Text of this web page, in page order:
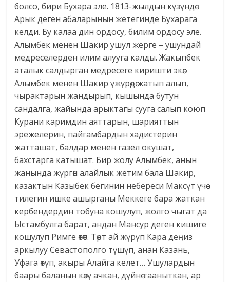
болсо, бири Бухара эле. 1813-жылдын күзүндө
Арык деген абаларынын жетегинде Бухарага
келди. Бу калаа дин ордосу, билим ордосу эле.
Алымбек менен Шакир ушул жерге – ушундай
медреселерден илим алууга калды. Жакыпбек
аталык салдырган медресеге киришти экөө.
Алымбек менен Шакир үжүрөдө жатып алып,
чырактарын жандырып, кышында бутун
сандалга, жайында арыктагы сууга салып коюп
Курани каримдин аяттарын, шарияттын
эрежелерин, пайгамбардын хадистерин
жатташат, балдар менен газел окушат,
бахстарга катышат. Бир жолу Алымбек, анын
жанында жүргөн алайлык жетим бала Шакир,
казактын Казыбек бегинин небереси Максүт үчөө
тилегин ишке ашырганы Меккеге бара жаткан
кербендердин тобуна кошулуп, жолго чыгат да
Ыстамбулга барат, андан Мансур деген кишиге
кошулуп Римге өтөт. Төрт ай жүрүп Кара деңиз
аркылуу Севастополго түшүп, анан Казань,
Уфага өтүп, акыры Алайга келет… Ушулардын
баары баланын көзү ачкан, дүйнө тааныткан, ар